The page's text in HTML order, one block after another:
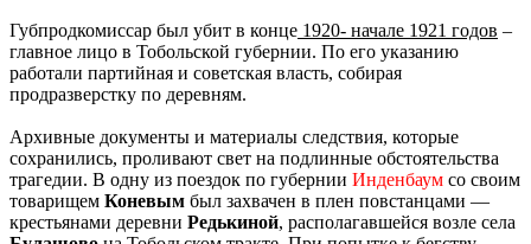
Губпродкомиссар был убит в конце 1920- начале 1921 годов –
главное лицо в Тобольской губернии. По его указанию
работали партийная и советская власть, собирая
продразверстку по деревням.
Архивные документы и материалы следствия, которые
сохранились, проливают свет на подлинные обстоятельства
трагедии. В одну из поездок по губернии Инденбаум со своим
товарищем Коневым был захвачен в плен повстанцами —
крестьянами деревни Редькиной, располагавшейся возле села